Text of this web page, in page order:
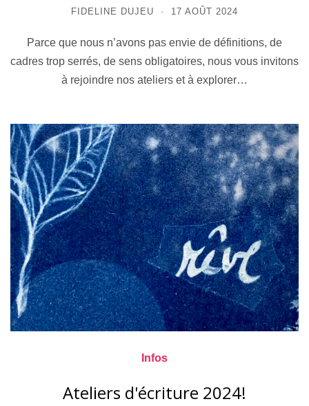
FIDELINE DUJEU 17 AOÛT 2024
Parce que nous n’avons pas envie de définitions, de
cadres trop serrés, de sens obligatoires, nous vous invitons
à rejoindre nos ateliers et à explorer…
Infos
Ateliers d'écriture 2024!